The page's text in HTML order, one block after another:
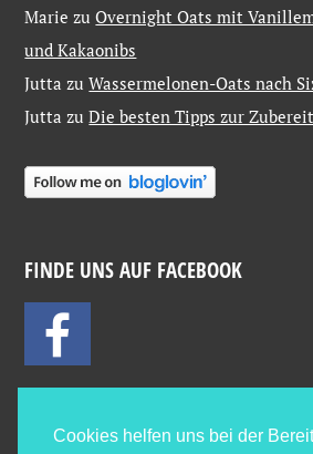
Cookies helfen uns bei der
Marie zuOvernight Oats mit
und Kakaonibs
Jutta zuWassermelonen-Oats nach
Jutta zuDie besten Tipps zur
FINDE UNS AUF FACEBOOK